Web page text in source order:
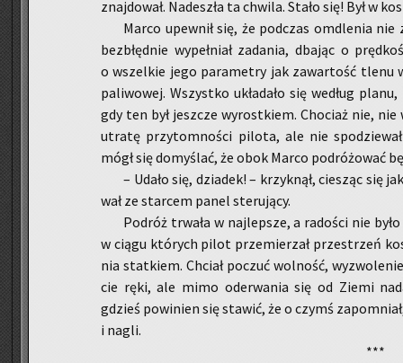
znaj­dował. Na­de­szła ta chwi­la. Stało się! Był w
Marco upew­nił się, że pod­czas omdle­nia
bez­błęd­nie wy­peł­niał za­da­nia, dba­jąc o
o wszel­kie jego pa­ra­me­try jak za­war­tość tlenu
pa­li­wo­wej. Wszyst­ko ukła­da­ło się we­dług
gdy ten był jesz­cze wy­rost­kiem. Cho­ciaż nie,
utra­tę przy­tom­no­ści pi­lo­ta, ale nie
mógł się do­my­ślać, że obok Marco­ po­dró­żo­wać
– Udało się, dzia­dek! – krzyk­nął, cie­sząc się
wał ze star­cem panel ste­ru­ją­cy.
Po­dróż trwa­ła w naj­lep­sze, a ra­dości nie
w ciągu któ­rych pilot prze­mie­rzał prze­strzeń
nia stat­kiem. Chciał po­czuć wol­ność,
cie ręki, ale mimo ode­rwa­nia się od Ziemi
gdzieś po­wi­nien się sta­wić, że o czymś
i nagli.
***